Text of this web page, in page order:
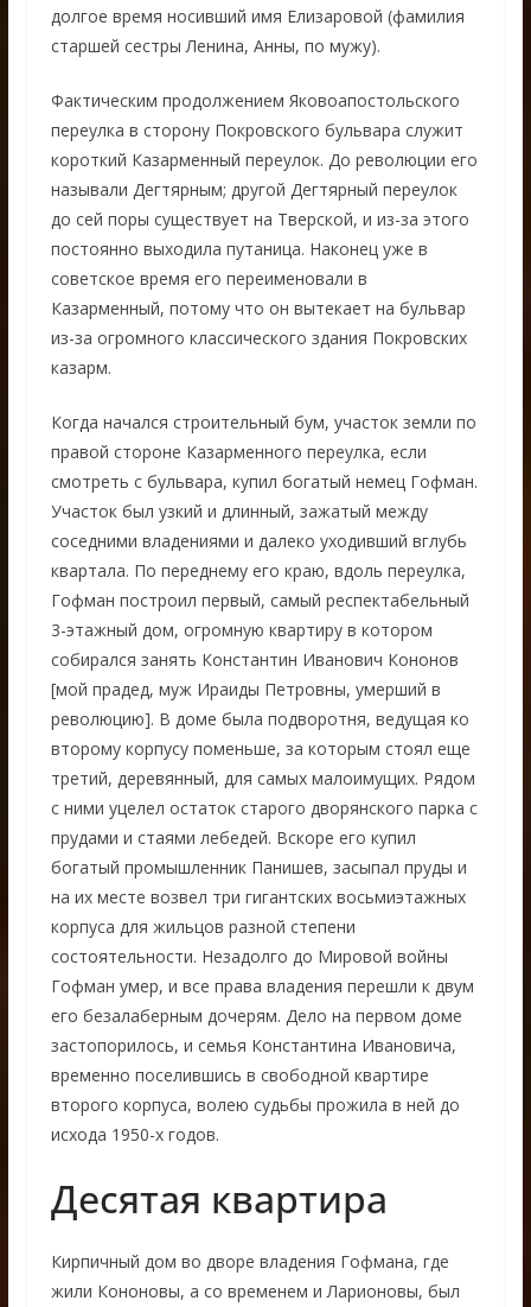
долгое время носивший имя Елизаровой (фамилия
старшей сестры Ленина, Анны, по мужу).
Фактическим продолжением Яковоапостольского
переулка в сторону Покровского бульвара служит
короткий Казарменный переулок. До революции его
называли Дегтярным; другой Дегтярный переулок
до сей поры существует на Тверской, и из-за этого
постоянно выходила путаница. Наконец уже в
советское время его переименовали в
Казарменный, потому что он вытекает на бульвар
из-за огромного классического здания Покровских
казарм.
Когда начался строительный бум, участок земли по
правой стороне Казарменного переулка, если
смотреть с бульвара, купил богатый немец Гофман.
Участок был узкий и длинный, зажатый между
соседними владениями и далеко уходивший вглубь
квартала. По переднему его краю, вдоль переулка,
Гофман построил первый, самый респектабельный
3-этажный дом, огромную квартиру в котором
собирался занять Константин Иванович Кононов
[мой прадед, муж Ираиды Петровны, умерший в
революцию]. В доме была подворотня, ведущая ко
второму корпусу поменьше, за которым стоял еще
третий, деревянный, для самых малоимущих. Рядом
с ними уцелел остаток старого дворянского парка с
прудами и стаями лебедей. Вскоре его купил
богатый промышленник Панишев, засыпал пруды и
на их месте возвел три гигантских восьмиэтажных
корпуса для жильцов разной степени
состоятельности. Незадолго до Мировой войны
Гофман умер, и все права владения перешли к двум
его безалаберным дочерям. Дело на первом доме
застопорилось, и семья Константина Ивановича,
временно поселившись в свободной квартире
второго корпуса, волею судьбы прожила в ней до
исхода 1950-х годов.
Десятая квартира
Кирпичный дом во дворе владения Гофмана, где
жили Кононовы, а со временем и Ларионовы, был